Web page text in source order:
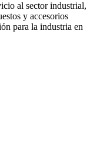
al sector industrial,
y accesorios
para la industria en